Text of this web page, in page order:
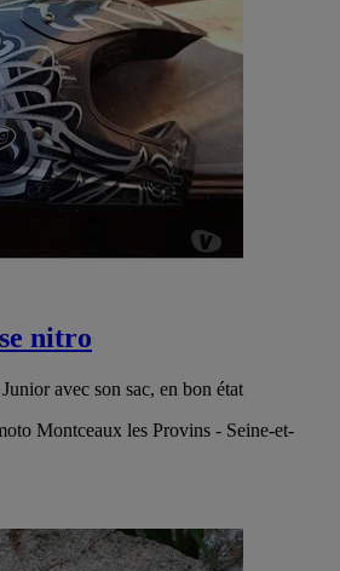
nitro
avec son sac, en bon état
Montceaux les Provins - Seine-et-